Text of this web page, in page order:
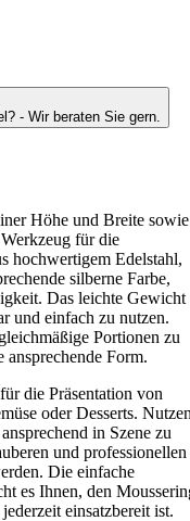
- Wir beraten Sie gern.
Höhe und Breite sowie
für die
hochwertigem Edelstahl,
silberne Farbe,
Das leichte Gewicht
und einfach zu nutzen.
Portionen zu
Form.
die Präsentation von
oder Desserts.
in Szene zu
und professionellen
Die einfache
es Ihnen, den
einsatzbereit ist.